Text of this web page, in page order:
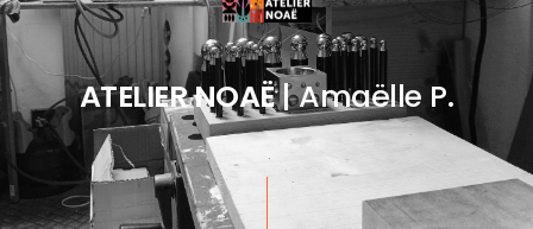
ATELIER NOAË| Amaëlle P.